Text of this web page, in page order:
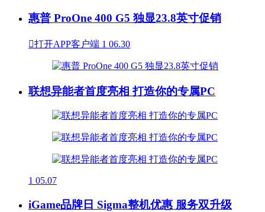
惠普 ProOne 400 G5 独显23.8英寸促销
打开APP客户端 1 06.30
联想异能者首度亮相 打造你的专属PC
1 05.07
iGame品牌日 Sigma整机优惠 服务双升级